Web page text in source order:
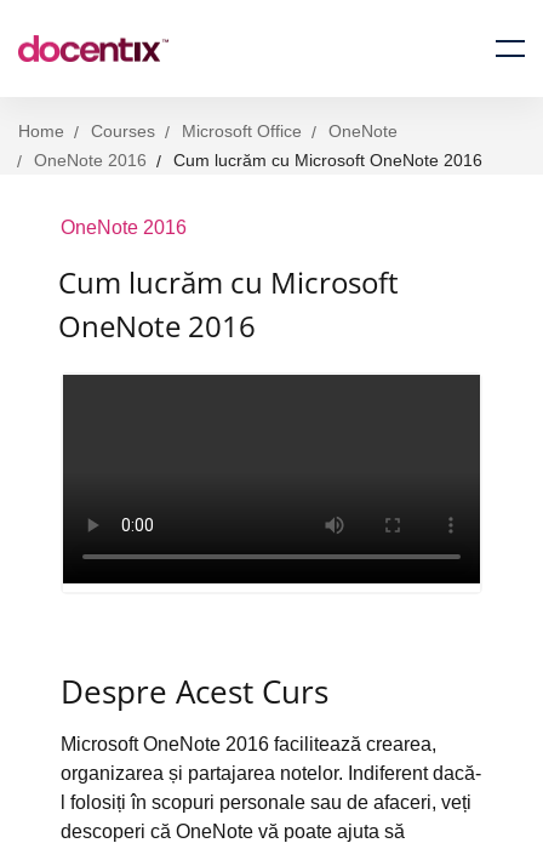
Home Courses Microsoft Office
OneNote
OneNote 2016
Cum lucrăm cu Microsoft OneNote 2016
OneNote 2016
Cum lucrăm cu Microsoft
OneNote 2016
Despre Acest Curs
Microsoft OneNote 2016 facilitează crearea,
organizarea și partajarea notelor. Indiferent dacă-
l folosiți în scopuri personale sau de afaceri, veți
descoperi că OneNote vă poate ajuta să